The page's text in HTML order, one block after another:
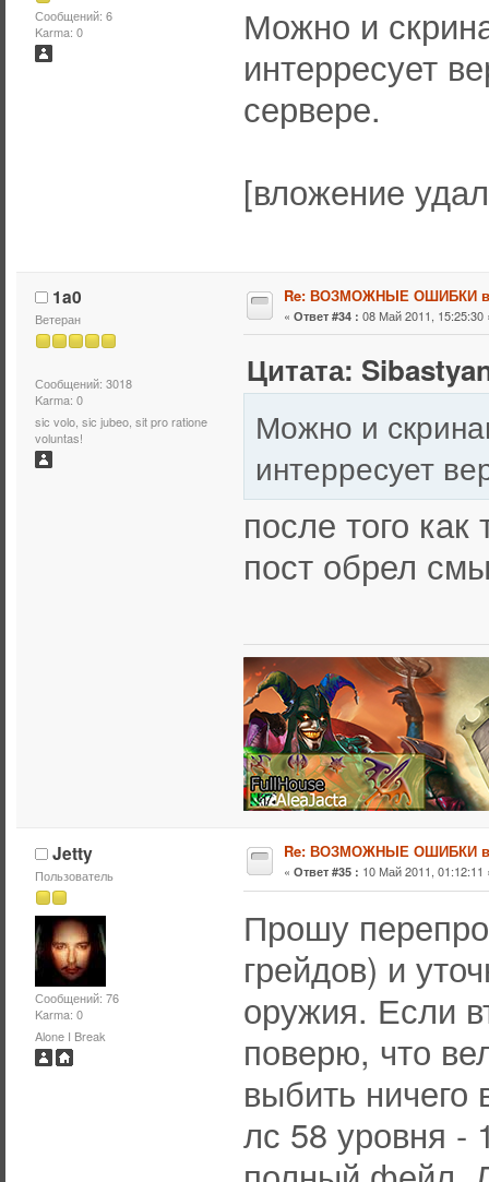
Сообщений: 6
Karma: 0
Можно и
интерресует
сервере.
[вложение
1a0
Ветеран
Сообщений: 3018
Karma: 0
sic volo, sic jubeo, sit pro ratione
voluntas!
Re: ВОЗМОЖНЫЕ ОШИБКИ
« Ответ #34 : 08 Май 2011, 15:25:30
Цитата:
Можно и
интерресует
после того
пост обрел
Jetty
Пользователь
Сообщений: 76
Karma: 0
Alone I Break
Re: ВОЗМОЖНЫЕ ОШИБКИ
« Ответ #35 : 10 Май 2011, 01:12:11
Прошу
грейдов) и
оружия. Если
поверю, что
выбить
лс 58 уровня -